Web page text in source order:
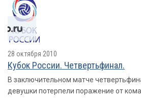
28 октября 2010
Кубок России. Четвертьфинал.
В заключительном матче
девушки потерпели поражение от